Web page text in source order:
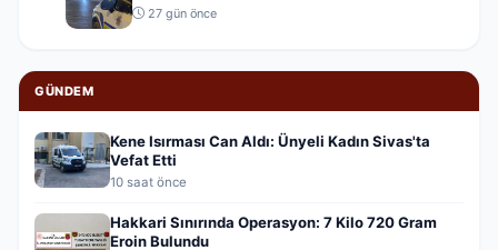
27 gün önce
GÜNDEM
Kene Isırması Can Aldı: Ünyeli Kadın Sivas'ta
Vefat Etti
10 saat önce
Hakkari Sınırında Operasyon: 7 Kilo 720 Gram
Eroin Bulundu